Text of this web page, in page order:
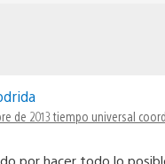
de 2013 tiempo universal
por hacer todo lo